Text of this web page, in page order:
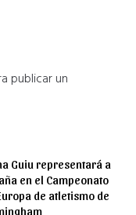
publicar un
Guiu representará a
en el Campeonato
de atletismo de